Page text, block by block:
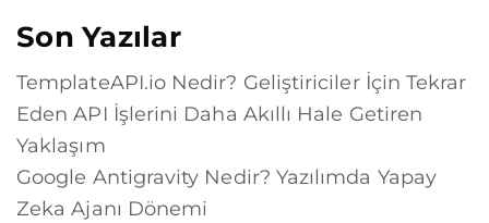
Son Yazılar
TemplateAPI.io Nedir? Geliştiriciler İçin Tekrar
Eden API İşlerini Daha Akıllı Hale Getiren
Yaklaşım
Google Antigravity Nedir? Yazılımda Yapay
Zeka Ajanı Dönemi